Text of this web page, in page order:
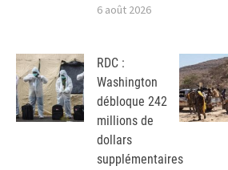
6 août 2026
RDC :
Washington
débloque 242
millions de
dollars
supplémentaires